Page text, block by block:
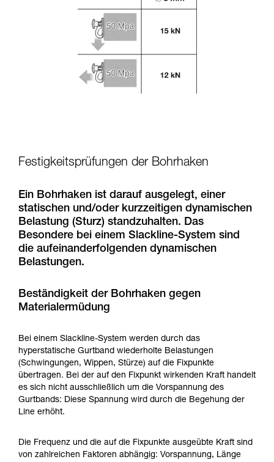
Festigkeitsprüfungen der Bohrhaken
Ein Bohrhaken ist darauf ausgelegt, einer
statischen und/oder kurzzeitigen dynamischen
Belastung (Sturz) standzuhalten. Das
Besondere bei einem Slackline-System sind
die aufeinanderfolgenden dynamischen
Belastungen.
Beständigkeit der Bohrhaken gegen
Materialermüdung
Bei einem Slackline-System werden durch das
hyperstatische Gurtband wiederholte Belastungen
(Schwingungen, Wippen, Stürze) auf die Fixpunkte
übertragen. Bei der auf den Fixpunkt wirkenden Kraft handelt
es sich nicht ausschließlich um die Vorspannung des
Gurtbands: Diese Spannung wird durch die Begehung der
Line erhöht.
Die Frequenz und die auf die Fixpunkte ausgeübte Kraft sind
von zahlreichen Faktoren abhängig: Vorspannung, Länge